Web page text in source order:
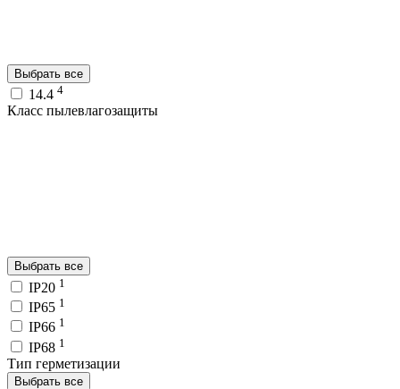
Выбрать все
14.4 4
Класс пылевлагозащиты
Выбрать все
IP20 1
IP65 1
IP66 1
IP68 1
Тип герметизации
Выбрать все